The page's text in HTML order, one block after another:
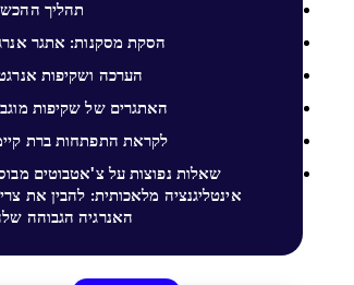
תהליך
הסקת מסקנות: אתגר
הערכה ושקיפות
האתגרים של שקיפות
לקראת התפתחות ברת
שאלות נפוצות על צ'אטבוטים
אינטליגנציה מלאכותית: להבין את
האנרגיה הגבוהה